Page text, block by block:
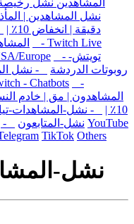
دقيقة | انخفاض 10٪ |
- Twitch Live
Europe
- تويتش-
روبوتات الدردشة
- نشل
- Chatbots
-
10٪ |
- نشل-المشاهدات-
نشل-المتابعون
-
YouTube
TikTok Others
نشل-